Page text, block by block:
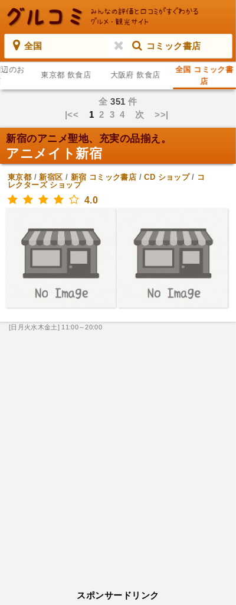
全国 コミック書店
のお
東京都 飲食店 大阪府 飲食店
全国 コミック書
店
全351 件
|<< 12 3 4 次 >>|
新宿のアニメ聖地、充実の品揃え。
アニメイト新宿
東京都 /新宿区 / 新宿 コミック書店 /CD ショップ/ コ
レクターズ ショップ
4.0
[日月火水木金土] 11:00～20:00
スポンサードリンク